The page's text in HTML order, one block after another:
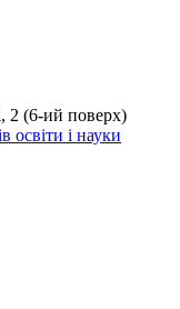
2 (6-ий поверх)
освіти і науки